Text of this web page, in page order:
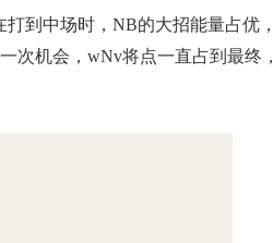
到中场时，NB的大招能量占优，
次机会，wNv将点一直占到最终，